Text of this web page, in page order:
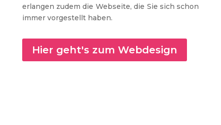
erlangen zudem die Webseite, die Sie sich schon
immer vorgestellt haben.
Hier geht's zum Webdesign